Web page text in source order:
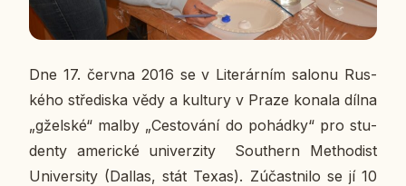
Dne 17. června 2016 se v Li­te­rár­ním salonu Rus­
ké­ho stře­dis­ka vědy a kul­tu­ry v Praze konala dílna
„gžel­ské“ malby „Ces­to­vá­ní do po­hád­ky“ pro stu­
den­ty ame­ric­ké uni­ver­zi­ty Sou­thern Me­tho­dist
Uni­ver­si­ty (Dallas, stát Texas). Zú­čast­ni­lo se jí 10